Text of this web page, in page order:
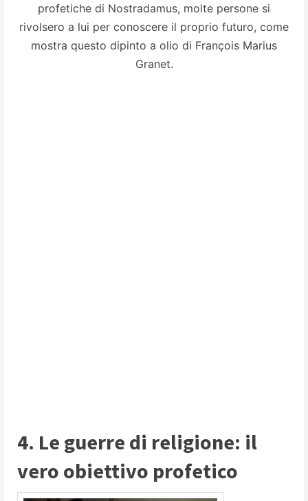
profetiche di Nostradamus, molte persone si
rivolsero a lui per conoscere il proprio futuro, come
mostra questo dipinto a olio di François Marius
Granet.
4. Le guerre di religione: il
vero obiettivo profetico